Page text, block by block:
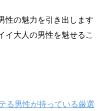
性の魅力を引き出します
イ大人の男性を魅せるこ
る男性が持っている厳選